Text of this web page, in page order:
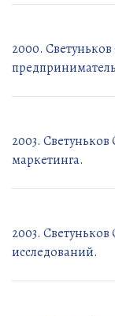
2000.
2003.
маркетинга.
2003.
исследований.